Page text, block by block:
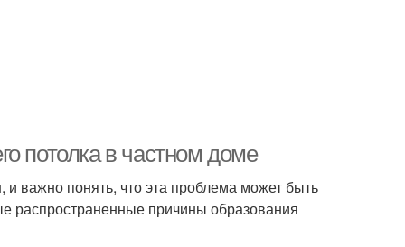
потолка в частном доме
важно понять, что эта проблема может быть
распространенные причины образования